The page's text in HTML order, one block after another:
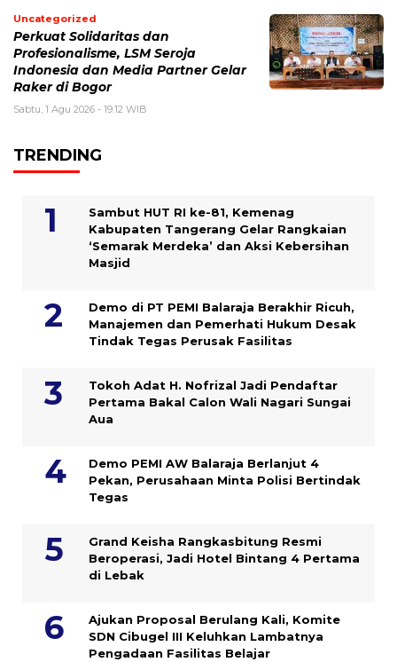
Uncategorized
Perkuat Solidaritas dan
Profesionalisme, LSM Seroja
Indonesia dan Media Partner Gelar
Raker di Bogor
Sabtu, 1 Agu 2026 - 19:12 WIB
TRENDING
Sambut HUT RI ke-81, Kemenag
Kabupaten Tangerang Gelar Rangkaian
‘Semarak Merdeka’ dan Aksi Kebersihan
Masjid
Demo di PT PEMI Balaraja Berakhir Ricuh,
Manajemen dan Pemerhati Hukum Desak
Tindak Tegas Perusak Fasilitas
Tokoh Adat H. Nofrizal Jadi Pendaftar
Pertama Bakal Calon Wali Nagari Sungai
Aua
Demo PEMI AW Balaraja Berlanjut 4
Pekan, Perusahaan Minta Polisi Bertindak
Tegas
Grand Keisha Rangkasbitung Resmi
Beroperasi, Jadi Hotel Bintang 4 Pertama
di Lebak
Ajukan Proposal Berulang Kali, Komite
SDN Cibugel III Keluhkan Lambatnya
Pengadaan Fasilitas Belajar